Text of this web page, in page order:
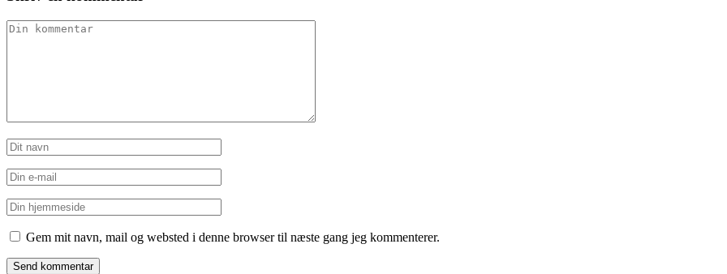
Gem mit navn, mail og websted i denne browser til næste gang jeg kommenterer.